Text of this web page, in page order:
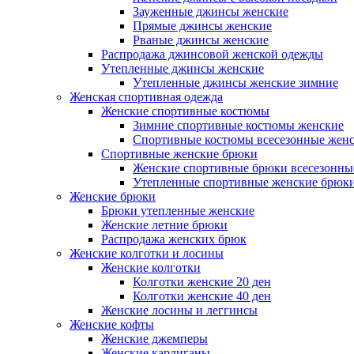
Зауженные джинсы женские
Прямые джинсы женские
Рваные джинсы женские
Распродажа джинсовой женской одежды
Утепленные джинсы женские
Утепленные джинсы женские зимние
Женская спортивная одежда
Женские спортивные костюмы
Зимние спортивные костюмы женские
Спортивные костюмы всесезонные
Спортивные женские брюки
Женские спортивные брюки
Утепленные спортивные женские
Женские брюки
Брюки утепленные женские
Женские летние брюки
Распродажа женских брюк
Женские колготки и лосины
Женские колготки
Колготки женские 20 ден
Колготки женские 40 ден
Женские лосины и леггинсы
Женские кофты
Женские джемперы